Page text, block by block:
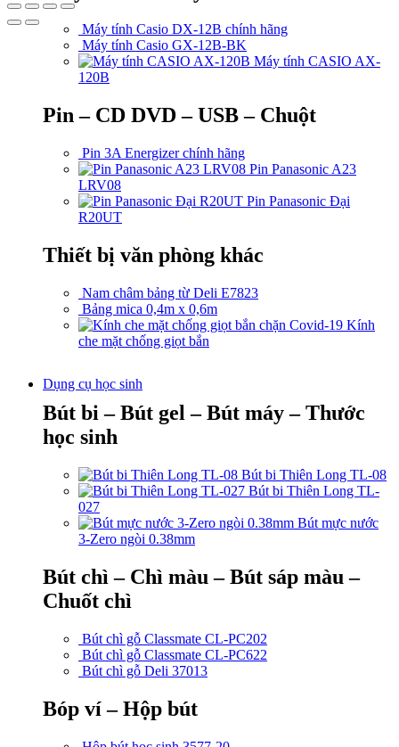
Máy tính Casio DX-12B chính hãng
Máy tính Casio GX-12B-BK
Máy tính CASIO AX-
120B
Pin – CD DVD – USB – Chuột
Pin 3A Energizer chính hãng
Pin Panasonic A23
LRV08
Pin Panasonic Đại
R20UT
Thiết bị văn phòng khác
Nam châm bảng từ Deli E7823
Bảng mica 0,4m x 0,6m
Kính
che mặt chống giọt bắn
Dụng cụ học sinh
Bút bi – Bút gel – Bút máy – Thước
học sinh
Bút bi Thiên Long TL-08
Bút bi Thiên Long TL-
027
Bút mực nước
3-Zero ngòi 0.38mm
Bút chì – Chì màu – Bút sáp màu –
Chuốt chì
Bút chì gỗ Classmate CL-PC202
Bút chì gỗ Classmate CL-PC622
Bút chì gỗ Deli 37013
Bóp ví – Hộp bút